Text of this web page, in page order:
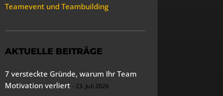
Teamevent und Teambuilding.
AKTUELLE BEITRÄGE
7 versteckte Gründe, warum Ihr Team
Motivation verliert
23. Juli 2026